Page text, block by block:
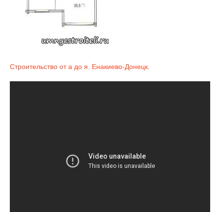
Строительство от а до я. Енакиево-Донецк.